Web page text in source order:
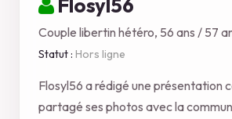
Flosyl56
Couple libertin hétéro, 56 ans / 57
Statut : Hors ligne
Flosyl56 a rédigé une présentation
partagé ses photos avec la